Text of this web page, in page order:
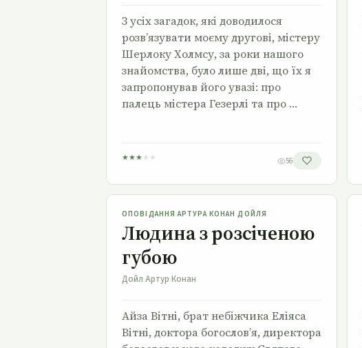
З усіх загадок, які доводилося
розв’язувати моєму другові, містеру
Шерлоку Холмсу, за роки нашого
знайомства, було лише дві, що їх я
запропонував його увазі: про
палець містера Гезерлі та про …
★★★ ★ ★ 56
Людина з розсіченою губою
ОПОВІДАННЯ АРТУРА КОНАН ДОЙЛЯ
Людина з розсіченою
губою
Дойл Артур Конан
Айза Вітні, брат небіжчика Еліяса
Вітні, доктора богослов’я, директора